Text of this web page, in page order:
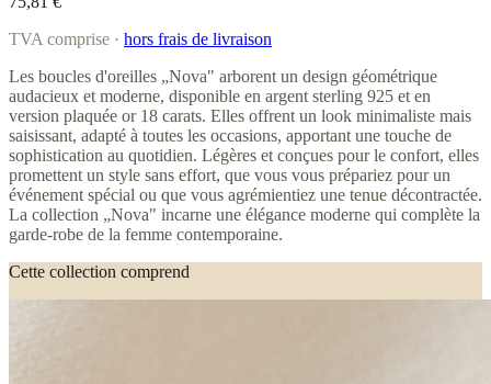
TVA comprise · hors frais de livraison
Les boucles d'oreilles „Nova" arborent un design géométrique
audacieux et moderne, disponible en argent sterling 925 et en
version plaquée or 18 carats. Elles offrent un look minimaliste mais
saisissant, adapté à toutes les occasions, apportant une touche de
sophistication au quotidien. Légères et conçues pour le confort, elles
promettent un style sans effort, que vous vous prépariez pour un
événement spécial ou que vous agrémientiez une tenue décontractée.
La collection „Nova" incarne une élégance moderne qui complète la
garde-robe de la femme contemporaine.
Cette collection comprend